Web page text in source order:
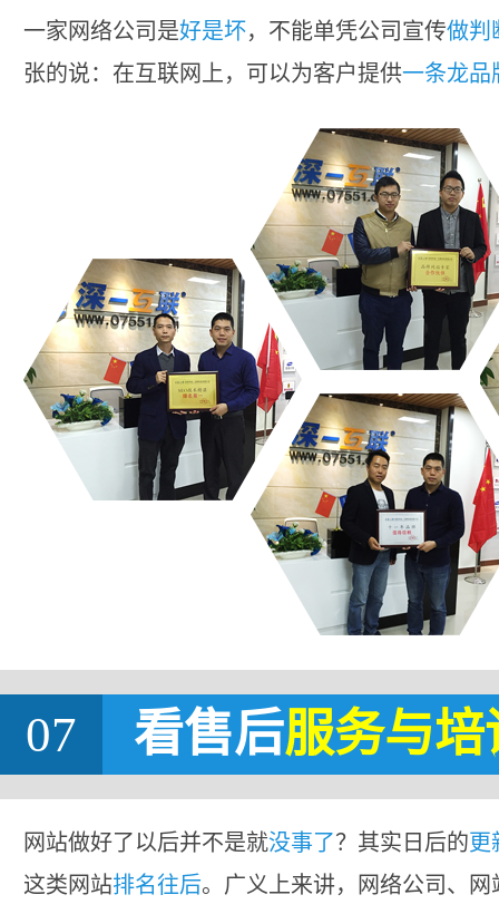
一家网络公司是好是坏，不能单凭公司宣传做判
张的说：在互联网上，可以为客户提供一条龙品
07 看售后服务与培
网站做好了以后并不是就没事了？其实日后的更
这类网站排名往后。广义上来讲，网络公司、